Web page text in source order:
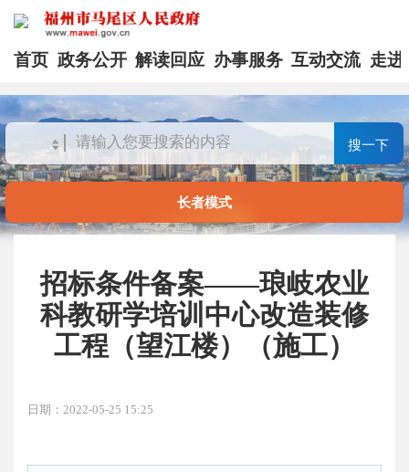
首页 政务公开 解读回应 办事服务 互动交流 走进
搜一下
长者模式
招标条件备案——琅岐农业
科教研学培训中心改造装修
工程（望江楼）（施工）
日期：2022-05-25 15:25